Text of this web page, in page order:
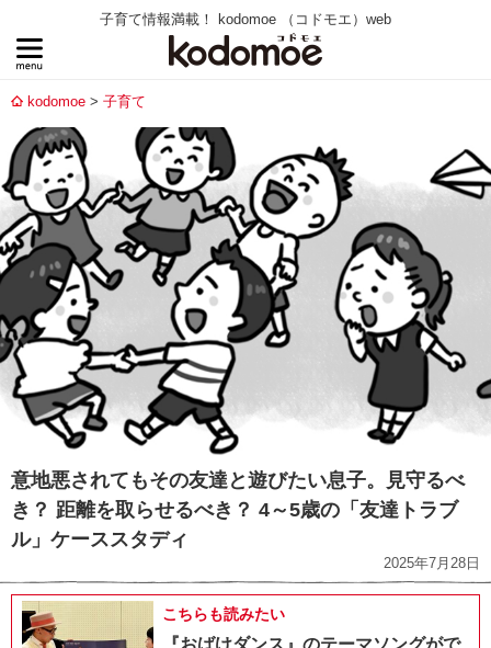
子育て情報満載！ kodomoe （コドモエ）web
kodomoe 子育て
意地悪されてもその友達と遊びたい息子。見守るべ
き？ 距離を取らせるべき？ 4～5歳の「友達トラブ
ル」ケーススタディ
2025年7月28日
こちらも読みたい
『おばけダンス』のテーマソングがで